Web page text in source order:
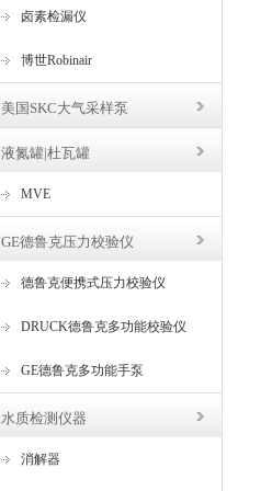
卤素检漏仪
博世Robinair
美国SKC大气采样泵
液氮罐|杜瓦罐
MVE
GE德鲁克压力校验仪
德鲁克便携式压力校验仪
DRUCK德鲁克多功能校验仪
GE德鲁克多功能手泵
水质检测仪器
消解器